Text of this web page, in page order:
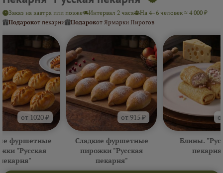
Заказ на завтра или позже Интервал 2 часа
На 4–6 человек ≈ 4 000 ₽
Подарокот пекарни Подарокот Ярмарки Пирогов
от 1020 ₽
фуршетные
"Русская
от 915 ₽
Сладкие фуршетные
пирожки "Русская
пекарня"
Блины.